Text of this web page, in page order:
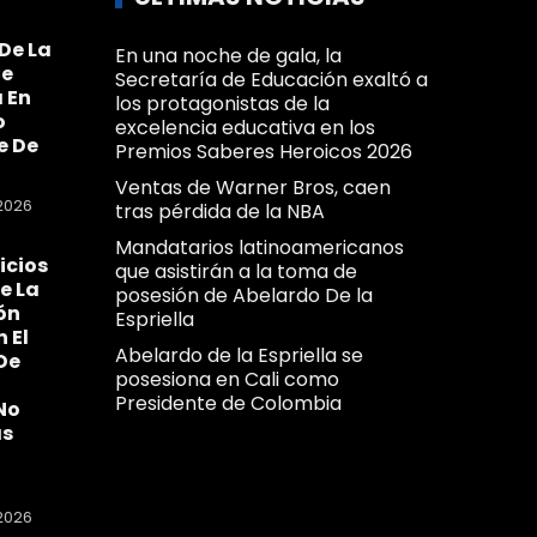
La
De
La
El
En una noche de gala, la
Secretaría de Educación exaltó a
los protagonistas de la
excelencia educativa en los
Premios Saberes Heroicos 2026
Ventas de Warner Bros, caen
tras pérdida de la NBA
Mandatarios latinoamericanos
que asistirán a la toma de
posesión de Abelardo De la
Espriella
Abelardo de la Espriella se
posesiona en Cali como
Presidente de Colombia